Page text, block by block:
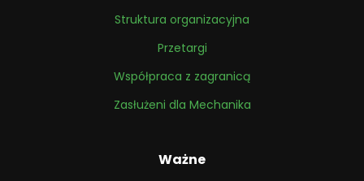
Struktura organizacyjna
Przetargi
Współpraca z zagranicą
Zasłużeni dla Mechanika
Ważne